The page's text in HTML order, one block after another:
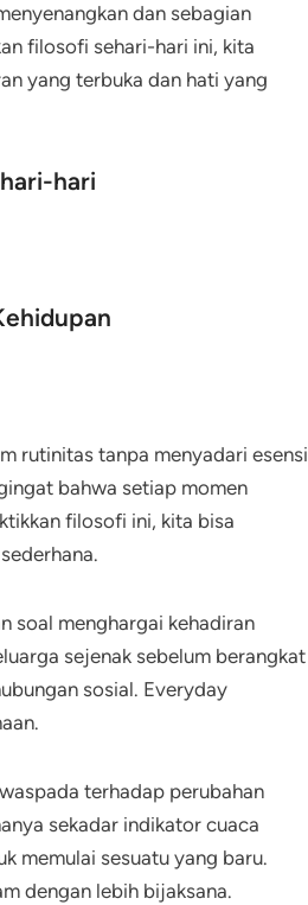
dan sebagian
filosofi sehari-hari ini, kita
yang terbuka dan hati yang
hari
rutinitas tanpa menyadari esensi
bahwa setiap momen
filosofi ini, kita bisa
soal menghargai kehadiran
sejenak sebelum berangkat
sosial. Everyday
terhadap perubahan
sekadar indikator cuaca
memulai sesuatu yang baru.
dengan lebih bijaksana.